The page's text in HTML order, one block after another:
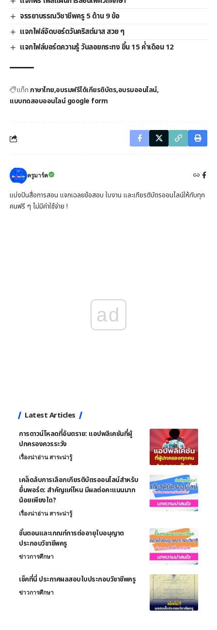
จรรยาบรรณวิชาชีพครู 5 ด้าน 9 ข้อ
แจกไฟล์จัดบอร์ดวันคริสต์มาส สวย ๆ
แจกไฟล์บอร์ดความรู้ วันลอยกระทง ขึ้น 15 ค่ำเดือน 12
แท็กภาษาไทย อบรมฟรีได้เกียรติบัตร อบรมออนไลน์
แบบทดสอบออนไลน์ google form
ครูมาร์ค
แบ่งปันสื่อการสอน แจกเฉลยข้อสอบ ใบงาน และเกียรติบัตรออนไลน์ให้กับทุก
คนฟรี ๆ ไม่มีค่าใช้จ่าย !
ad
Latest Articles
การดาวน์โหลดที่อันตราย: แอปพลิเคชันที่ผู้
ปกครองควรระวัง
เรื่องน่าอ่าน สาระน่ารู้
เคล็ดลับการเลือกเกียรติบัตรออนไลน์สำหรับ
ยื่นพอร์ต: สำคัญแค่ไหน มีผลต่อคะแนนมาก
น้อยเพียงใด?
เรื่องน่าอ่าน สาระน่ารู้
ขั้นตอนและเกณฑ์การต่ออายุใบอนุญาต
ประกอบวิชาชีพครู
ข่าวการศึกษา
เช็คที่นี่ ประกาศผลสอบใบประกอบวิชาชีพครู
ข่าวการศึกษา